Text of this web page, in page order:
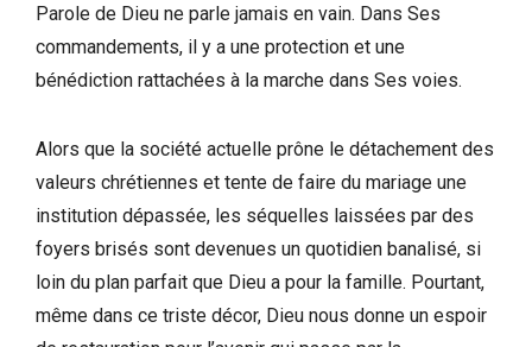
Parole de Dieu ne parle jamais en vain. Dans Ses
commandements, il y a une protection et une
bénédiction rattachées à la marche dans Ses voies.
Alors que la société actuelle prône le détachement des
valeurs chrétiennes et tente de faire du mariage une
institution dépassée, les séquelles laissées par des
foyers brisés sont devenues un quotidien banalisé, si
loin du plan parfait que Dieu a pour la famille. Pourtant,
même dans ce triste décor, Dieu nous donne un espoir